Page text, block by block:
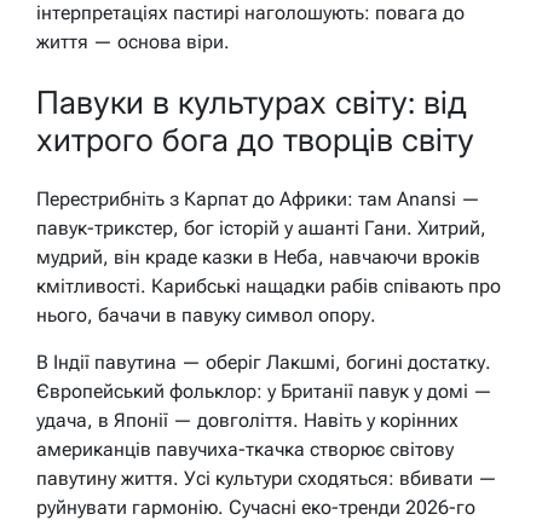
інтерпретаціях пастирі наголошують: повага до
життя — основа віри.
Павуки в культурах світу: від
хитрого бога до творців світу
Перестрибніть з Карпат до Африки: там Anansi —
павук-трикстер, бог історій у ашанті Гани. Хитрий,
мудрий, він краде казки в Неба, навчаючи вроків
кмітливості. Карибські нащадки рабів співають про
нього, бачачи в павуку символ опору.
В Індії павутина — оберіг Лакшмі, богині достатку.
Європейський фольклор: у Британії павук у домі —
удача, в Японії — довголіття. Навіть у корінних
американців павучиха-ткачка створює світову
павутину життя. Усі культури сходяться: вбивати —
руйнувати гармонію. Сучасні еко-тренди 2026-го